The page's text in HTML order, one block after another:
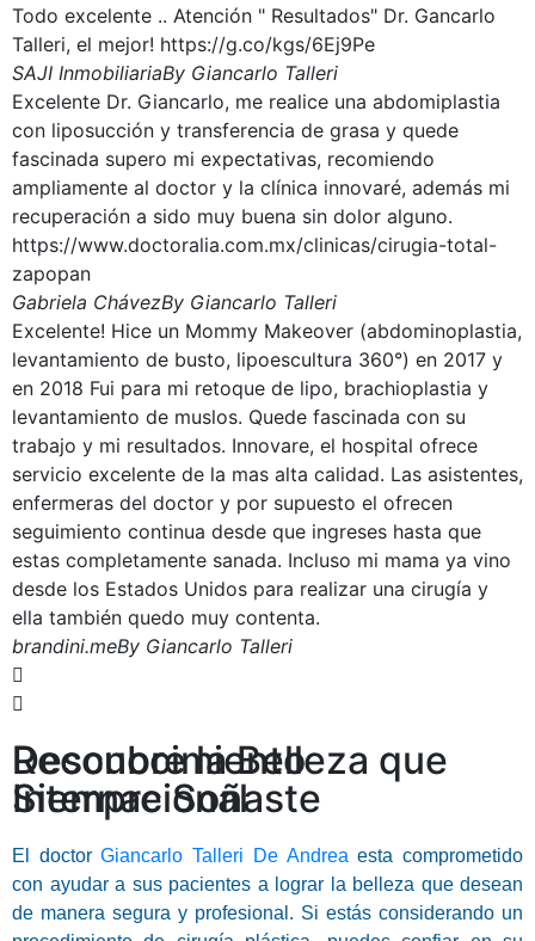
Todo excelente .. Atención " Resultados" Dr. Gancarlo
Talleri, el mejor! https://g.co/kgs/6Ej9Pe
SAJI InmobiliariaBy Giancarlo Talleri
Excelente Dr. Giancarlo, me realice una abdomiplastia
con liposucción y transferencia de grasa y quede
fascinada supero mi expectativas, recomiendo
ampliamente al doctor y la clínica innovaré, además mi
recuperación a sido muy buena sin dolor alguno.
https://www.doctoralia.com.mx/clinicas/cirugia-total-
zapopan
Gabriela ChávezBy Giancarlo Talleri
Excelente! Hice un Mommy Makeover (abdominoplastia,
levantamiento de busto, lipoescultura 360°) en 2017 y
en 2018 Fui para mi retoque de lipo, brachioplastia y
levantamiento de muslos. Quede fascinada con su
trabajo y mi resultados. Innovare, el hospital ofrece
servicio excelente de la mas alta calidad. Las asistentes,
enfermeras del doctor y por supuesto el ofrecen
seguimiento continua desde que ingreses hasta que
estas completamente sanada. Incluso mi mama ya vino
desde los Estados Unidos para realizar una cirugía y
ella también quedo muy contenta.
brandini.meBy Giancarlo Talleri
Descubre la Belleza que
Siempre Soñaste
Reconocimiento
Internacional
El doctorGiancarlo Talleri De Andrea esta comprometido
con ayudar a sus pacientes a lograr la belleza que desean
de manera segura y profesional. Si estás considerando un